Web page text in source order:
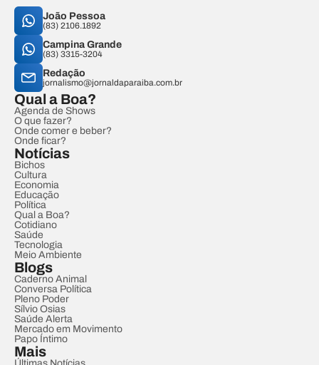
João Pessoa
(83) 2106.1892
Campina Grande
(83) 3315-3204
Redação
jornalismo@jornaldaparaiba.com.br
Qual a Boa?
Agenda de Shows
O que fazer?
Onde comer e beber?
Onde ficar?
Notícias
Bichos
Cultura
Economia
Educação
Política
Qual a Boa?
Cotidiano
Saúde
Tecnologia
Meio Ambiente
Blogs
Caderno Animal
Conversa Política
Pleno Poder
Sílvio Osias
Saúde Alerta
Mercado em Movimento
Papo Íntimo
Mais